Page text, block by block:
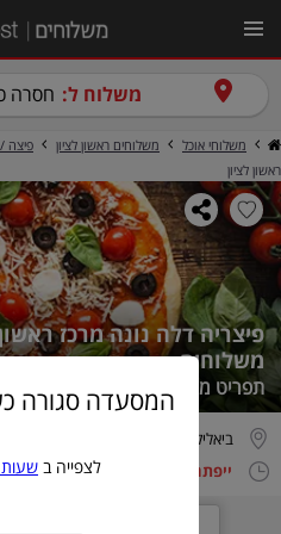
משלוח ל: חסרה
משלוחי אוכל משלוחים ראשון לציון פיצה /
ראשון לציון
פיצריה דלה נונה מרכז
משלוחים
תפריט משלוחים - כשר
ביאליק 13, ראשון לציון
ייפתח בשעה 11:30
המסעדה סגורה
לצפייה ב